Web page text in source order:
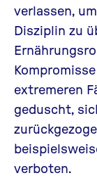
verlassen,
Disziplin zu
extremeren
geduscht,
verboten.